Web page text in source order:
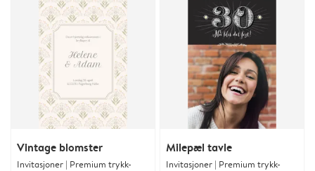
Vintage blomster
Invitasjoner | Premium trykk-
Milepæl tavle
Invitasjoner | Premium trykk-